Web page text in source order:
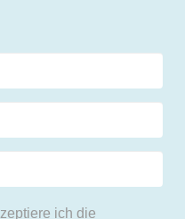
ich die